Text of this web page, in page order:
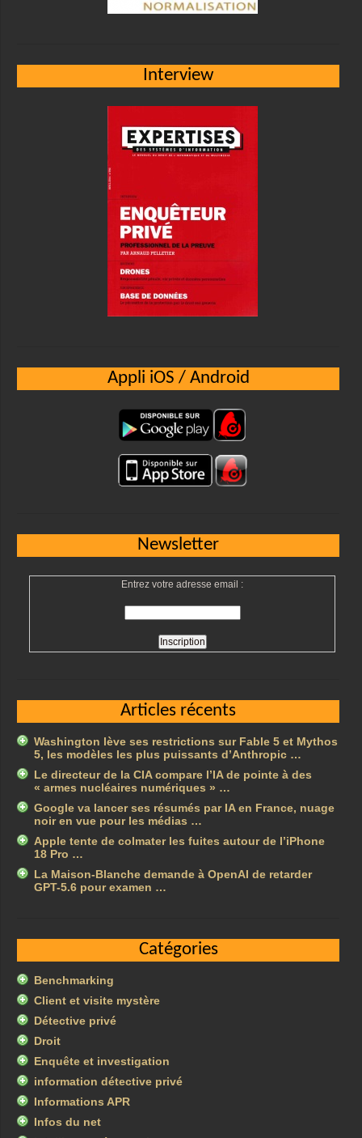
Interview
Appli iOS / Android
Newsletter
Entrez votre adresse email :
Articles récents
Washington lève ses restrictions sur Fable 5 et Mythos
5, les modèles les plus puissants d’Anthropic …
Le directeur de la CIA compare l’IA de pointe à des
« armes nucléaires numériques » …
Google va lancer ses résumés par IA en France, nuage
noir en vue pour les médias …
Apple tente de colmater les fuites autour de l’iPhone
18 Pro …
La Maison-Blanche demande à OpenAI de retarder
GPT-5.6 pour examen …
Catégories
Benchmarking
Client et visite mystère
Détective privé
Droit
Enquête et investigation
information détective privé
Informations APR
Infos du net